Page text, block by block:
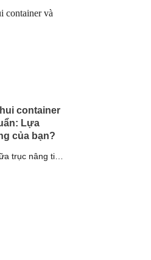
container
Lựa
của bạn?
trục nâng tiêu